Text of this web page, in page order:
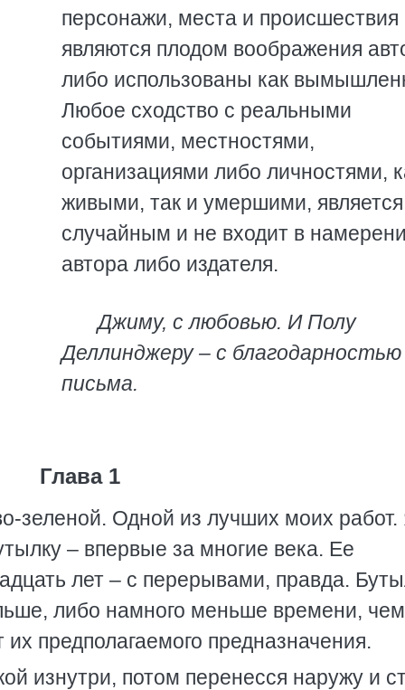
персонажи, места и происшествия
являются плодом воображения
либо использованы как
Любое сходство с реальными
событиями, местностями,
организациями либо личностями,
живыми, так и умершими, является
случайным и не входит в
автора либо издателя.
Джиму, с любовью. И Полу
Деллинджеру – с благодарностью
письма.
Глава 1
зеленой. Одной из лучших моих работ.
– впервые за многие века. Ее
лет – с перерывами, правда.
либо намного меньше времени, чем
предполагаемого предназначения.
изнутри, потом перенесся наружу и